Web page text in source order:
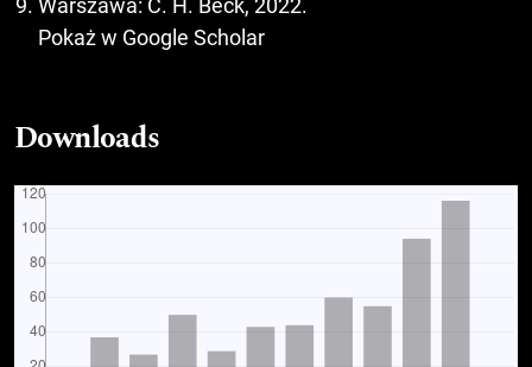
Warszawa: C. H. Beck, 2022.
Pokaż w Google Scholar
Downloads